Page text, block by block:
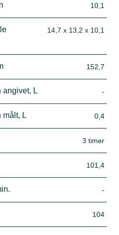
10,1
14,7 x 13,2 x 10,1
152,7
angivet, L -
målt, L 0,4
3 timer
101,4
-
104